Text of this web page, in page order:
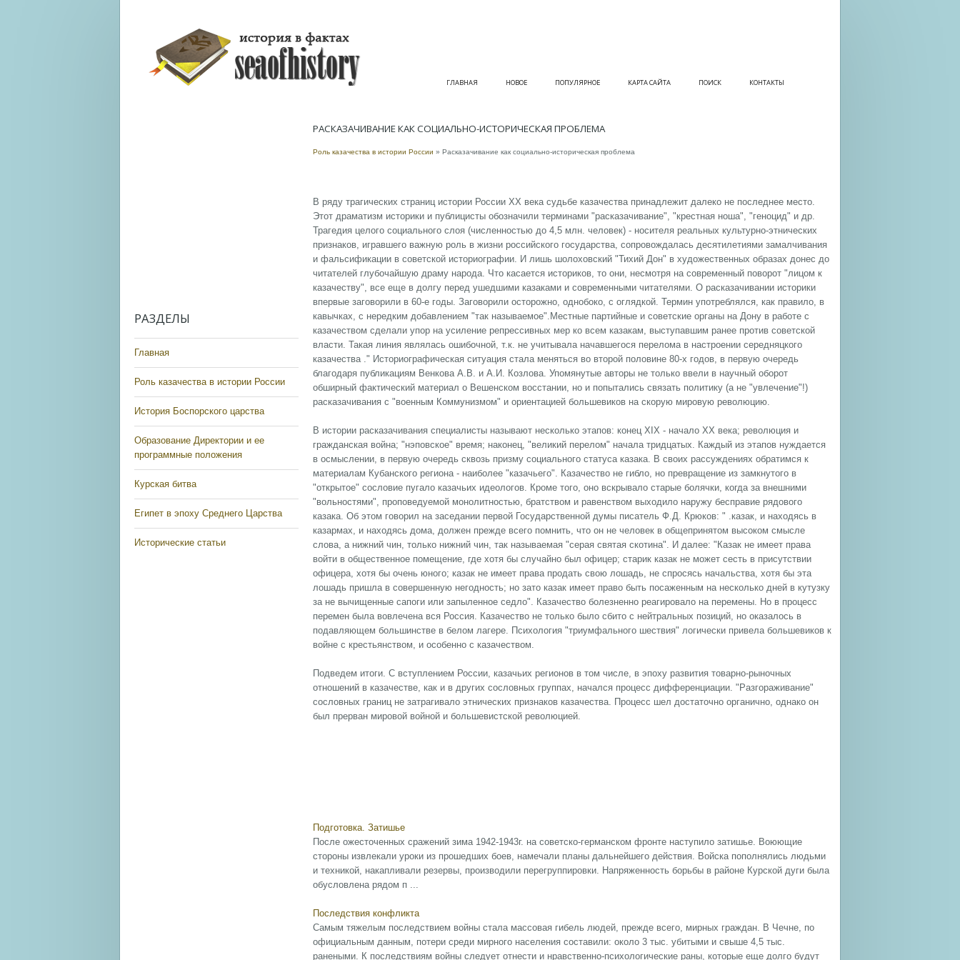
ГЛАВНАЯ НОВОЕ ПОПУЛЯРНОЕ КАРТА САЙТА ПОИСК КОНТАКТЫ
РАЗДЕЛЫ
Главная
Роль казачества в истории России
История Боспорского царства
Образование Директории и ее
программные положения
Курская битва
Египет в эпоху Среднего Царства
Исторические статьи
РАСКАЗАЧИВАНИЕ КАК СОЦИАЛЬНО-ИСТОРИЧЕСКАЯ ПРОБЛЕМА
Роль казачества в истории России » Расказачивание как социально-историческая проблема
В ряду трагических страниц истории России XX века судьбе казачества принадлежит далеко не последнее место.
Этот драматизм историки и публицисты обозначили терминами "расказачивание", "крестная ноша", "геноцид" и др.
Трагедия целого социального слоя (численностью до 4,5 млн. человек) - носителя реальных культурно-этнических
признаков, игравшего важную роль в жизни российского государства, сопровождалась десятилетиями замалчивания
и фальсификации в советской историографии. И лишь шолоховский "Тихий Дон" в художественных образах донес до
читателей глубочайшую драму народа. Что касается историков, то они, несмотря на современный поворот "лицом к
казачеству", все еще в долгу перед ушедшими казаками и современными читателями. О расказачивании историки
впервые заговорили в 60-е годы. Заговорили осторожно, однобоко, с оглядкой. Термин употреблялся, как правило, в
кавычках, с нередким добавлением "так называемое".Местные партийные и советские органы на Дону в работе с
казачеством сделали упор на усиление репрессивных мер ко всем казакам, выступавшим ранее против советской
власти. Такая линия являлась ошибочной, т.к. не учитывала начавшегося перелома в настроении середняцкого
казачества ." Историографическая ситуация стала меняться во второй половине 80-х годов, в первую очередь
благодаря публикациям Венкова А.В. и А.И. Козлова. Упомянутые авторы не только ввели в научный оборот
обширный фактический материал о Вешенском восстании, но и попытались связать политику (а не "увлечение"!)
расказачивания с "военным Коммунизмом" и ориентацией большевиков на скорую мировую революцию.
В истории расказачивания специалисты называют несколько этапов: конец XIX - начало XX века; революция и
гражданская война; "нэповское" время; наконец, "великий перелом" начала тридцатых. Каждый из этапов нуждается
в осмыслении, в первую очередь сквозь призму социального статуса казака. В своих рассуждениях обратимся к
материалам Кубанского региона - наиболее "казачьего". Казачество не гибло, но превращение из замкнутого в
"открытое" сословие пугало казачьих идеологов. Кроме того, оно вскрывало старые болячки, когда за внешними
"вольностями", проповедуемой монолитностью, братством и равенством выходило наружу бесправие рядового
казака. Об этом говорил на заседании первой Государственной думы писатель Ф.Д. Крюков: " .казак, и находясь в
казармах, и находясь дома, должен прежде всего помнить, что он не человек в общепринятом высоком смысле
слова, а нижний чин, только нижний чин, так называемая "серая святая скотина". И далее: "Казак не имеет права
войти в общественное помещение, где хотя бы случайно был офицер; старик казак не может сесть в присутствии
офицера, хотя бы очень юного; казак не имеет права продать свою лошадь, не спросясь начальства, хотя бы эта
лошадь пришла в совершенную негодность; но зато казак имеет право быть посаженным на несколько дней в кутузку
за не вычищенные сапоги или запыленное седло". Казачество болезненно реагировало на перемены. Но в процесс
перемен была вовлечена вся Россия. Казачество не только было сбито с нейтральных позиций, но оказалось в
подавляющем большинстве в белом лагере. Психология "триумфального шествия" логически привела большевиков к
войне с крестьянством, и особенно с казачеством.
Подведем итоги. С вступлением России, казачьих регионов в том числе, в эпоху развития товарно-рыночных
отношений в казачестве, как и в других сословных группах, начался процесс дифференциации. "Разгораживание"
сословных границ не затрагивало этнических признаков казачества. Процесс шел достаточно органично, однако он
был прерван мировой войной и большевистской революцией.
Подготовка. Затишье
После ожесточенных сражений зима 1942-1943г. на советско-германском фронте наступило затишье. Воюющие
стороны извлекали уроки из прошедших боев, намечали планы дальнейшего действия. Войска пополнялись людьми
и техникой, накапливали резервы, производили перегруппировки. Напряженность борьбы в районе Курской дуги была
обусловлена рядом п ...
Последствия конфликта
Самым тяжелым последствием войны стала массовая гибель людей, прежде всего, мирных граждан. В Чечне, по
официальным данным, потери среди мирного населения составили: около 3 тыс. убитыми и свыше 4,5 тыс.
ранеными. К последствиям войны следует отнести и нравственно-психологические раны, которые еще долго будут